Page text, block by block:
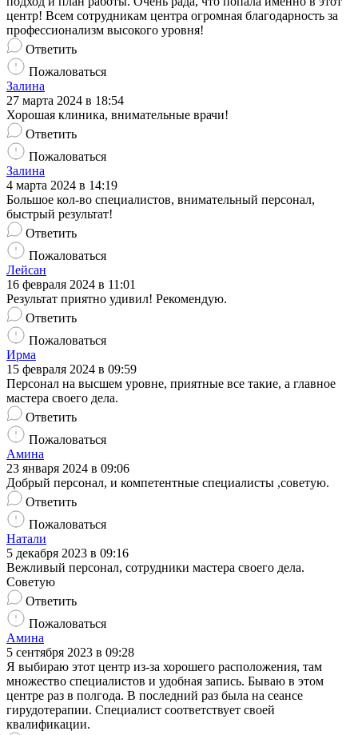
центр! Всем сотрудникам центра огромная благодарность за
профессионализм высокого уровня!
Ответить
Пожаловаться
Залина
27 марта 2024 в 18:54
Хорошая клиника, внимательные врачи!
Ответить
Пожаловаться
Залина
4 марта 2024 в 14:19
Большое кол-во специалистов, внимательный персонал,
быстрый результат!
Ответить
Пожаловаться
Лейсан
16 февраля 2024 в 11:01
Результат приятно удивил! Рекомендую.
Ответить
Пожаловаться
Ирма
15 февраля 2024 в 09:59
Персонал на высшем уровне, приятные все такие, а главное
мастера своего дела.
Ответить
Пожаловаться
Амина
23 января 2024 в 09:06
Добрый персонал, и компетентные специалисты ,советую.
Ответить
Пожаловаться
Натали
5 декабря 2023 в 09:16
Вежливый персонал, сотрудники мастера своего дела.
Советую
Ответить
Пожаловаться
Амина
5 сентября 2023 в 09:28
Я выбираю этот центр из-за хорошего расположения, там
множество специалистов и удобная запись. Бываю в этом
центре раз в полгода. В последний раз была на сеансе
гирудотерапии. Специалист соответствует своей
квалификации.